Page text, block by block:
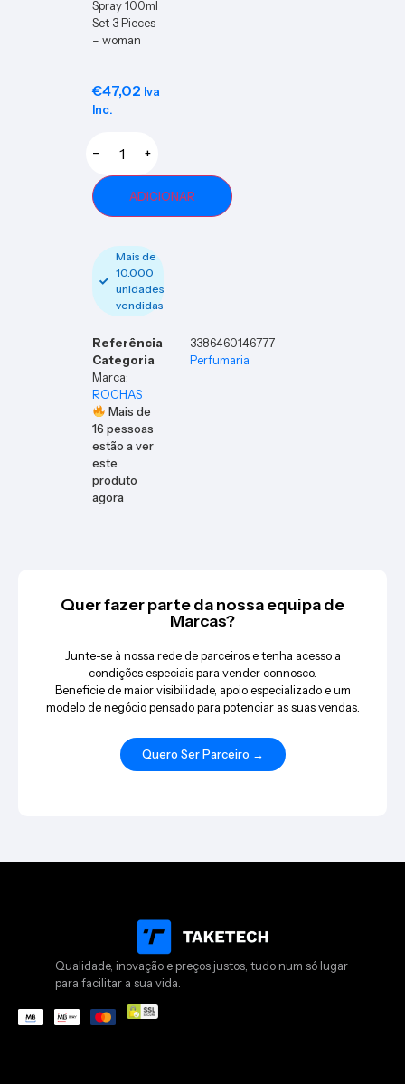
Spray 100ml
Set 3 Pieces
– woman
€47,02 Iva
Inc.
− +
ADICIONAR
Mais de
10.000
unidades
vendidas
Referência
3386460146777
Categoria
Perfumaria
Marca:
ROCHAS
Mais de
16 pessoas
estão a ver
este
produto
agora
Quer fazer parte da nossa equipa de
Marcas?
Junte-se à nossa rede de parceiros e tenha acesso a
condições especiais para vender connosco.
Beneficie de maior visibilidade, apoio especializado e um
modelo de negócio pensado para potenciar as suas vendas.
Quero Ser Parceiro →
Qualidade, inovação e preços justos, tudo num só lugar
para facilitar a sua vida.